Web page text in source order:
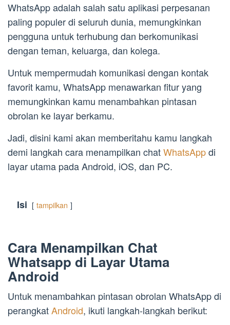
WhatsApp adalah salah satu aplikasi perpesanan
paling populer di seluruh dunia, memungkinkan
pengguna untuk terhubung dan berkomunikasi
dengan teman, keluarga, dan kolega.
Untuk mempermudah komunikasi dengan kontak
favorit kamu, WhatsApp menawarkan fitur yang
memungkinkan kamu menambahkan pintasan
obrolan ke layar berkamu.
Jadi, disini kami akan memberitahu kamu langkah
demi langkah cara menampilkan chatWhatsAppdi
layar utama pada Android, iOS, dan PC.
Isi tampilkan
Cara Menampilkan Chat
Whatsapp di Layar Utama
Android
Untuk menambahkan pintasan obrolan WhatsApp di
perangkatAndroid, ikuti langkah-langkah berikut: